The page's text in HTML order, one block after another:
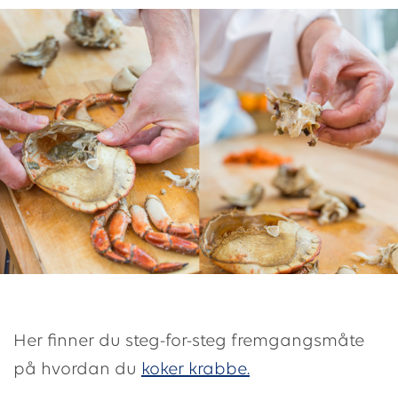
Her finner du steg-for-steg fremgangsmåte
på hvordan du koker krabbe.